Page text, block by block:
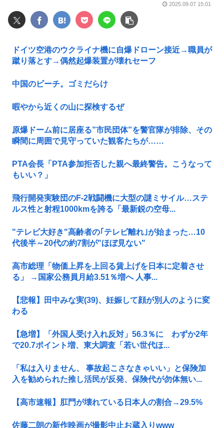
2025.09.07 15:01
ドイツ空港のウクライナ機に自爆ドローン接近→職員が
蹴り落とす→偶然起爆装置が壊れセーフ
中国のビーチ。ゴミだらけ
暇やから近くの山に探検するぜ
原爆ドーム前に居座る”市民団体”を警官隊が排除、その
瞬間に周囲で見守っていた観客たちが……
PTA会長「PTA参加拒否した親へ最終警告。こうなって
もいい？」
飛行開発実験団のF-2戦闘機に大型の謎ミサイル…ステ
ルス性と射程1000kmを誇る「最新鋭の空母...
"テレビ大好き"高齢者の｢テレビ離れ｣が始まった…10
代後半～20代の約7割が"ほぼ見ない"
高市総理「物価上昇を上回る賃上げを日本に定着させ
る」 →国家公務員月給3.51％増へ 人事...
【悲報】田中みな実(39)、妊娠して顔が別人のように変
わる
【急増】「外国人受け入れ反対」56.3％に わずか2年
で20.7ポイント増、東大調査「若い世代ほ...
「私は入りません、 事故起こさなきゃいい」と保険加
入を勧められた推し活民が反発、保険代が勿体無い...
【高市速報】肛門が壊れている日本人の割合→29.5%
佐藤二朗の新作映画が撮影中止お蔵入りwww